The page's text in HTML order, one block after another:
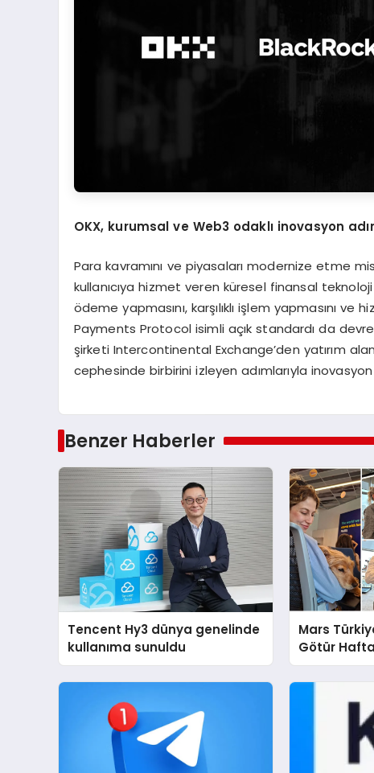
OKX, kurumsal ve Web3 odaklı inovasyon adı
Para kavramını ve piyasaları modernize etme
kullanıcıya hizmet veren küresel finansal
ödeme yapmasını, karşılıklı işlem yapmasını ve
Payments Protocol isimli açık standardı da
şirketi Intercontinental Exchange’den yatırım
cephesinde birbirini izleyen adımlarıyla
Benzer Haberler
Tencent Hy3 dünya genelinde
kullanıma sunuldu
Mars
Götür